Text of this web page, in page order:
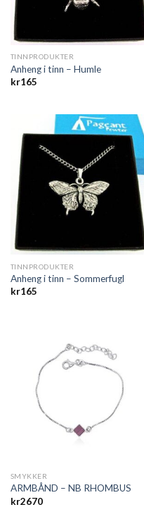
TINNPRODUKTER
Anheng i tinn – Humle
kr165
TINNPRODUKTER
Anheng i tinn – Sommerfugl
kr165
SMYKKER
ARMBÅND – NB RHOMBUS
kr2670